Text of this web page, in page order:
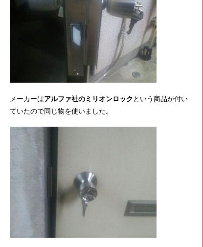
メーカーはアルファ社のミリオンロック という商品が付い
ていたので同じ物を使いました。